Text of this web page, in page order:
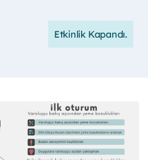
Etkinlik Kapandı.